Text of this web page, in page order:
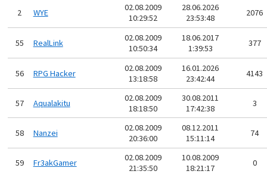
2 WYE
02.08.2009
10:29:52
28.06.2026
23:53:48
2076
55 RealLink
02.08.2009
10:50:34
18.06.2017
1:39:53
377
56 RPG Hacker
02.08.2009
13:18:58
16.01.2026
23:42:44
4143
57 Aqualakitu
02.08.2009
18:18:50
30.08.2011
17:42:38
3
58 Nanzei
02.08.2009
20:36:00
08.12.2011
15:11:14
74
59 Fr3akGamer
02.08.2009
21:35:50
10.08.2009
18:21:17
0